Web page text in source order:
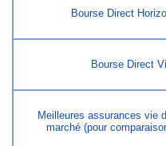
Bourse Direct
Bourse Direct
Meilleures assurances vie
marché (pour